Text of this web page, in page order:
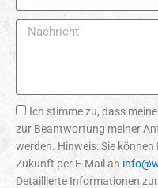
Nachricht
Ich stimme zu, dass
zur Beantwortung meiner
werden. Hinweis: Sie
Zukunft per E-Mail an
Detaillierte Informationen